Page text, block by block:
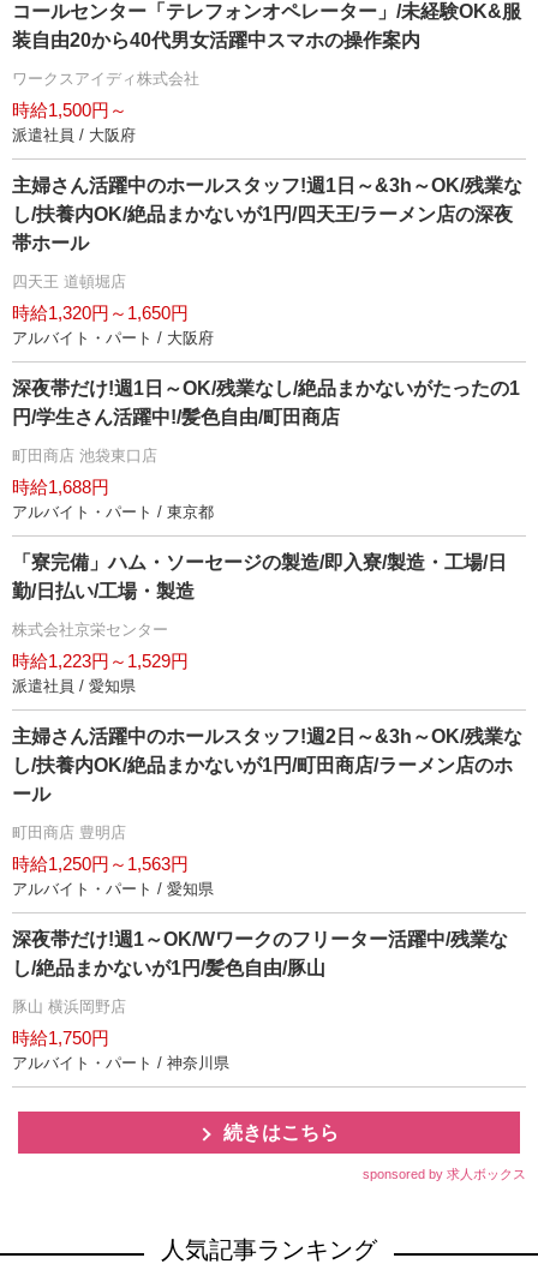
コールセンター「テレフォンオペレーター」/未経験OK&服
装自由20から40代男女活躍中スマホの操作案内
ワークスアイディ株式会社
時給1,500円～
派遣社員 / 大阪府
主婦さん活躍中のホールスタッフ!週1日～&3h～OK/残業な
し/扶養内OK/絶品まかないが1円/四天王/ラーメン店の深夜
帯ホール
四天王 道頓堀店
時給1,320円～1,650円
アルバイト・パート / 大阪府
深夜帯だけ!週1日～OK/残業なし/絶品まかないがたったの1
円/学生さん活躍中!/髪色自由/町田商店
町田商店 池袋東口店
時給1,688円
アルバイト・パート / 東京都
「寮完備」ハム・ソーセージの製造/即入寮/製造・工場/日
勤/日払い/工場・製造
株式会社京栄センター
時給1,223円～1,529円
派遣社員 / 愛知県
主婦さん活躍中のホールスタッフ!週2日～&3h～OK/残業な
し/扶養内OK/絶品まかないが1円/町田商店/ラーメン店のホ
ール
町田商店 豊明店
時給1,250円～1,563円
アルバイト・パート / 愛知県
深夜帯だけ!週1～OK/Wワークのフリーター活躍中/残業な
し/絶品まかないが1円/髪色自由/豚山
豚山 横浜岡野店
時給1,750円
アルバイト・パート / 神奈川県
続きはこちら
sponsored by 求人ボックス
人気記事ランキング